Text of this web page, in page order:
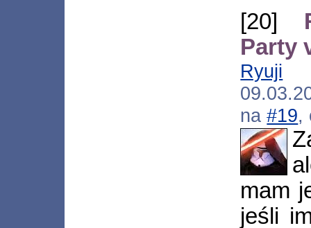
[20]
Party
Ryuji
na#19,
mam
jeśli